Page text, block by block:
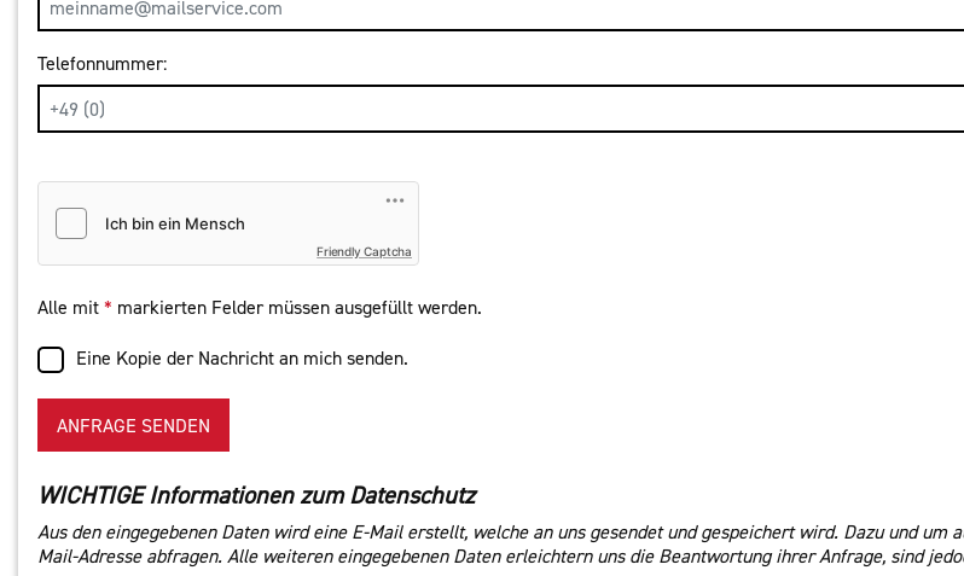
Telefonnummer:
Friendly Captcha
Alle mit * markierten Felder müssen ausgefüllt werden.
Eine Kopie der Nachricht an mich senden.
ANFRAGE SENDEN
WICHTIGE Informationen zum Datenschutz
Aus den eingegebenen Daten wird eine E-Mail erstellt, welche an uns gesendet und gespeichert wird. Dazu und
Mail-Adresse abfragen. Alle weiteren eingegebenen Daten erleichtern uns die Beantwortung ihrer Anfrage, sind